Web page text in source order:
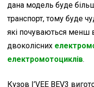
дана модель буде
транспорт, тому буде
які почуваються
двоколісних
електромотоциклів.
Кузов I’VEE BEV3